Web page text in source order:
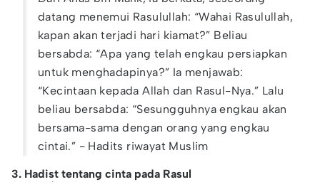
datang menemui Rasulullah: “Wahai Rasulullah,
kapan akan terjadi hari kiamat?” Beliau
bersabda: “Apa yang telah engkau persiapkan
untuk menghadapinya?” Ia menjawab:
“Kecintaan kepada Allah dan Rasul-Nya.” Lalu
beliau bersabda: “Sesungguhnya engkau akan
bersama-sama dengan orang yang engkau
cintai.” - Hadits riwayat Muslim
3. Hadist tentang cinta pada Rasul